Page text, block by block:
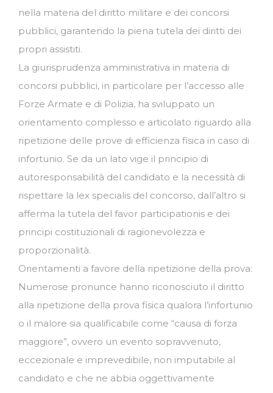
nella materia del diritto militare e dei concorsi
pubblici, garantendo la piena tutela dei diritti dei
propri assistiti.
La giurisprudenza amministrativa in materia di
concorsi pubblici, in particolare per l’accesso alle
Forze Armate e di Polizia, ha sviluppato un
orientamento complesso e articolato riguardo alla
ripetizione delle prove di efficienza fisica in caso di
infortunio. Se da un lato vige il principio di
autoresponsabilità del candidato e la necessità di
rispettare la lex specialis del concorso, dall’altro si
afferma la tutela del favor participationis e dei
principi costituzionali di ragionevolezza e
proporzionalità.
Orientamenti a favore della ripetizione della prova:
Numerose pronunce hanno riconosciuto il diritto
alla ripetizione della prova fisica qualora l’infortunio
o il malore sia qualificabile come “causa di forza
maggiore”, ovvero un evento sopravvenuto,
eccezionale e imprevedibile, non imputabile al
candidato e che ne abbia oggettivamente